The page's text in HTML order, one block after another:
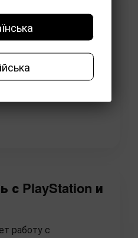
с PlayStation и
работу с